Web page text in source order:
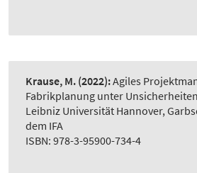
Krause, M. (2022):Agiles
Fabrikplanung unter Unsicherheiten
Leibniz Universität Hannover,
dem IFA
ISBN: 978-3-95900-734-4